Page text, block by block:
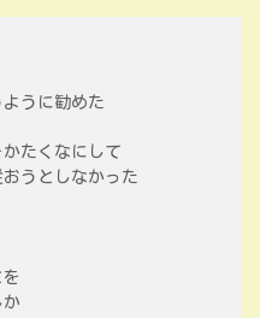
うに勧めた
たくなにして
うとしなかった